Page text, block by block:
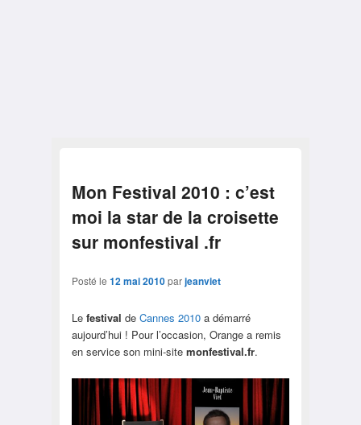
Mon Festival 2010 : c’est
moi la star de la croisette
sur monfestival .fr
Posté le 12 mai 2010parjeanviet
Le festival de Cannes 2010a démarré
aujourd’hui ! Pour l’occasion, Orange a remis
en service son mini-site monfestival.fr.